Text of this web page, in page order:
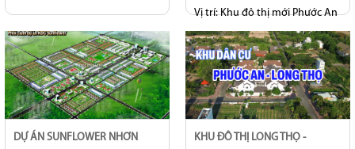
Vị trí:Khu đô thị mới Phước An
- Long Thọ
Tiến độ:Hoàn thiện hạ tầng
đồng bộ
DỰ ÁN SUNFLOWER NHƠN
KHU ĐÔ THỊ LONG THỌ -